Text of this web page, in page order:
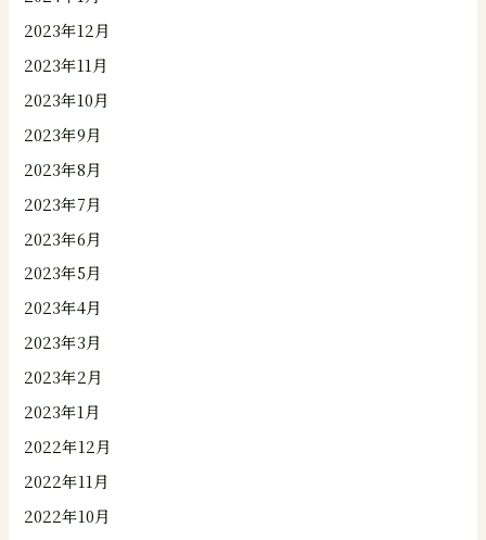
2023年12月
2023年11月
2023年10月
2023年9月
2023年8月
2023年7月
2023年6月
2023年5月
2023年4月
2023年3月
2023年2月
2023年1月
2022年12月
2022年11月
2022年10月